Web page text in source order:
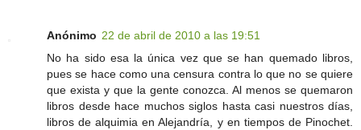
Anónimo 22 de abril de 2010 a las 19:51
No ha sido esa la única vez que se han quemado libros,
pues se hace como una censura contra lo que no se quiere
que exista y que la gente conozca. Al menos se quemaron
libros desde hace muchos siglos hasta casi nuestros días,
libros de alquimia en Alejandría, y en tiempos de Pinochet.